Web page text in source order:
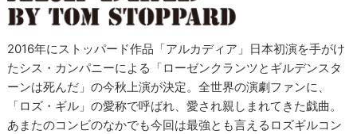
2016年にストッパード作品「アルカディア」日本初演を手がけ
たシス・カンパニーによる「ローゼンクランツとギルデンスタ
ーンは死んだ」の今秋上演が決定。全世界の演劇ファンに、
「ロズ・ギル」の愛称で呼ばれ、愛され親しまれてきた戯曲。
あまたのコンビのなかでも今回は最強とも言えるロズギルコン